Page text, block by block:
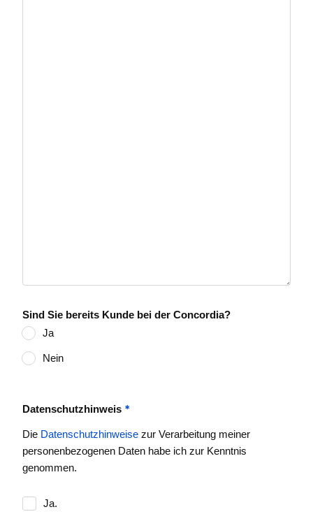
Sind Sie bereits Kunde bei der Concordia?
Ja
Nein
Datenschutzhinweis *
Die Datenschutzhinweise zur Verarbeitung meiner
personenbezogenen Daten habe ich zur Kenntnis
genommen.
Ja.